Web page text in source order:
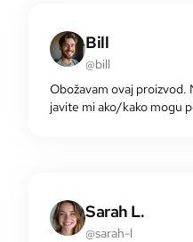
Bill
@bill
Obožavam ovaj proizvod.
javite mi ako/kako mogu
Sarah L.
@sarah-l